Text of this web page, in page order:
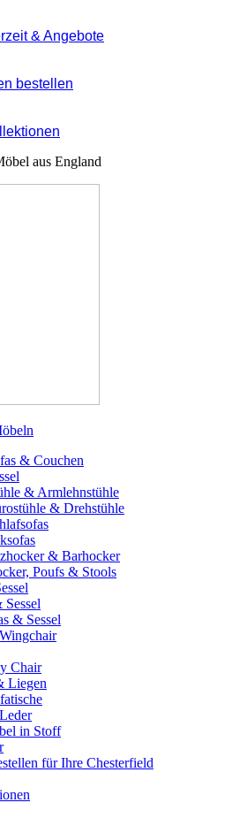
& Angebote
bestellen
aus England
& Couchen
& Armlehnstühle
& Drehstühle
& Barhocker
Poufs & Stools
Sessel
& Sessel
Chair
Liegen
in Stoff
für Ihre Chesterfield